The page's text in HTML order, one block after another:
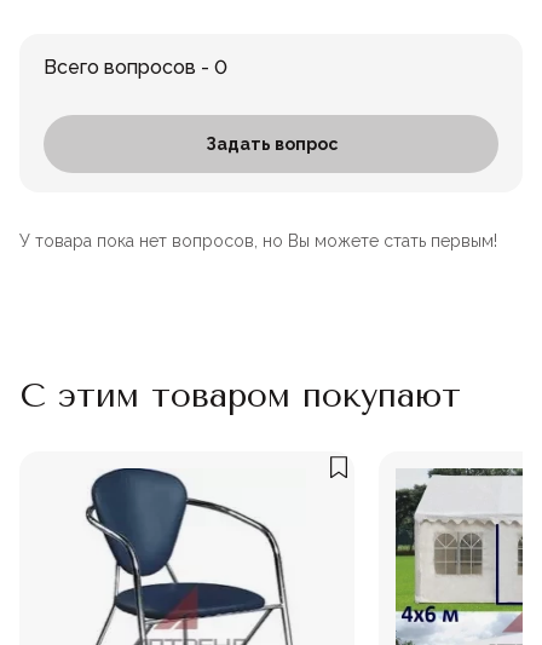
Всего вопросов - 0
Задать вопрос
У товара пока нет вопросов, но Вы можете стать первым!
С этим товаром покупают